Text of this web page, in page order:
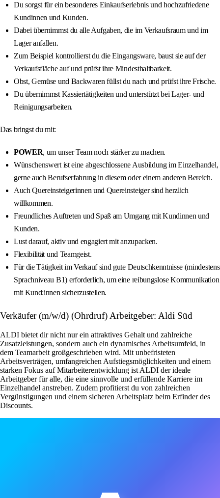
Du sorgst für ein besonderes Einkaufserlebnis und hochzufriedene
Kundinnen und Kunden.
Dabei übernimmst du alle Aufgaben, die im Verkaufsraum und im
Lager anfallen.
Zum Beispiel kontrollierst du die Eingangsware, baust sie auf der
Verkaufsfläche auf und prüfst ihre Mindesthaltbarkeit.
Obst, Gemüse und Backwaren füllst du nach und prüfst ihre Frische.
Du übernimmst Kassiertätigkeiten und unterstützt bei Lager- und
Reinigungsarbeiten.
Das bringst du mit:
POWER, um unser Team noch stärker zu machen.
Wünschenswert ist eine abgeschlossene Ausbildung im Einzelhandel,
gerne auch Berufserfahrung in diesem oder einem anderen Bereich.
Auch Quereinsteigerinnen und Quereinsteiger sind herzlich
willkommen.
Freundliches Auftreten und Spaß am Umgang mit Kundinnen und
Kunden.
Lust darauf, aktiv und engagiert mit anzupacken.
Flexibilität und Teamgeist.
Für die Tätigkeit im Verkauf sind gute Deutschkenntnisse (mindestens
Sprachniveau B1) erforderlich, um eine reibungslose Kommunikation
mit Kund:innen sicherzustellen.
Verkäufer (m/w/d) (Ohrdruf) Arbeitgeber: Aldi Süd
ALDI bietet dir nicht nur ein attraktives Gehalt und zahlreiche
Zusatzleistungen, sondern auch ein dynamisches Arbeitsumfeld, in
dem Teamarbeit großgeschrieben wird. Mit unbefristeten
Arbeitsverträgen, umfangreichen Aufstiegsmöglichkeiten und einem
starken Fokus auf Mitarbeiterentwicklung ist ALDI der ideale
Arbeitgeber für alle, die eine sinnvolle und erfüllende Karriere im
Einzelhandel anstreben. Zudem profitierst du von zahlreichen
Vergünstigungen und einem sicheren Arbeitsplatz beim Erfinder des
Discounts.